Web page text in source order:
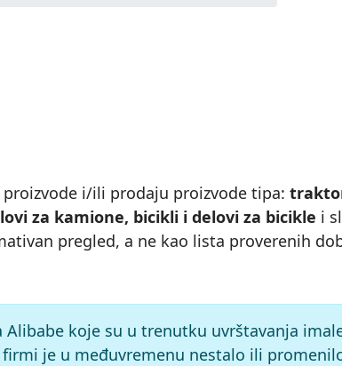
i/ili prodaju proizvode tipa:
za kamione, bicikli i delovi za bicikle i
pregled, a ne kao lista proverenih
koje su u trenutku uvrštavanja
je u međuvremenu nestalo ili